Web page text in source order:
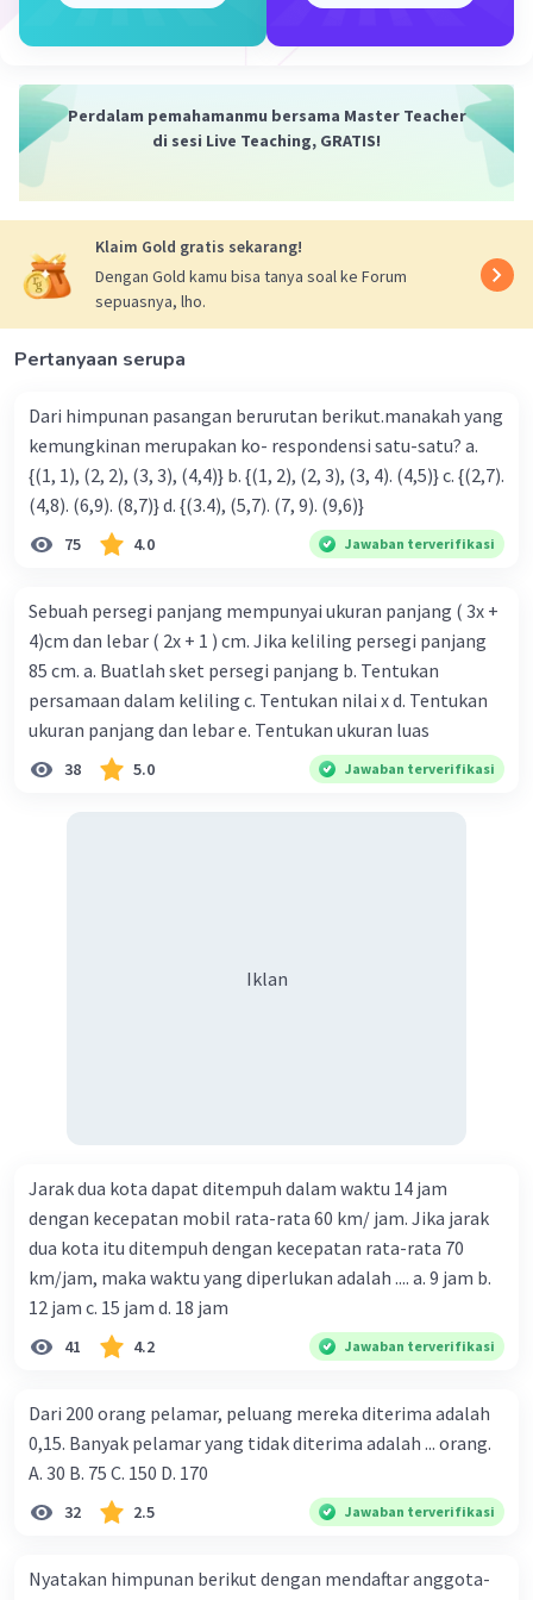
Beri Rating·0.0(0) Balas
Perdalam pemahamanmu bersama Master Teacher
di sesi Live Teaching, GRATIS!
Klaim Gold gratis sekarang!
Dengan Gold kamu bisa tanya soal ke Forum
sepuasnya, lho.
Pertanyaan serupa
Dari himpunan pasangan berurutan berikut.manakah yang
kemungkinan merupakan ko- respondensi satu-satu? a.
{(1, 1), (2, 2), (3, 3), (4,4)} b. {(1, 2), (2, 3), (3, 4). (4,5)} c. {(2,7).
(4,8). (6,9). (8,7)} d. {(3.4), (5,7). (7, 9). (9,6)}
75 4.0 Jawaban terverifikasi
Sebuah persegi panjang mempunyai ukuran panjang ( 3x +
4)cm dan lebar ( 2x + 1 ) cm. Jika keliling persegi panjang
85 cm. a. Buatlah sket persegi panjang b. Tentukan
persamaan dalam keliling c. Tentukan nilai x d. Tentukan
ukuran panjang dan lebar e. Tentukan ukuran luas
38 5.0 Jawaban terverifikasi
Iklan
Jarak dua kota dapat ditempuh dalam waktu 14 jam
dengan kecepatan mobil rata-rata 60 km/ jam. Jika jarak
dua kota itu ditempuh dengan kecepatan rata-rata 70
km/jam, maka waktu yang diperlukan adalah .... a. 9 jam b.
12 jam c. 15 jam d. 18 jam
41 4.2 Jawaban terverifikasi
Dari 200 orang pelamar, peluang mereka diterima adalah
0,15. Banyak pelamar yang tidak diterima adalah ... orang.
A. 30 B. 75 C. 150 D. 170
32 2.5 Jawaban terverifikasi
Nyatakan himpunan berikut dengan mendaftar anggota-